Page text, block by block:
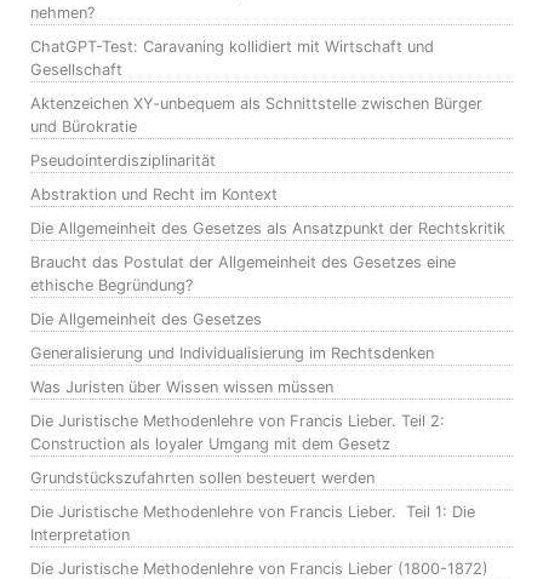
nehmen?
ChatGPT-Test: Caravaning kollidiert mit Wirtschaft und
Gesellschaft
Aktenzeichen XY-unbequem als Schnittstelle zwischen Bürger
und Bürokratie
Pseudointerdisziplinarität
Abstraktion und Recht im Kontext
Die Allgemeinheit des Gesetzes als Ansatzpunkt der Rechtskritik
Braucht das Postulat der Allgemeinheit des Gesetzes eine
ethische Begründung?
Die Allgemeinheit des Gesetzes
Generalisierung und Individualisierung im Rechtsdenken
Was Juristen über Wissen wissen müssen
Die Juristische Methodenlehre von Francis Lieber. Teil 2:
Construction als loyaler Umgang mit dem Gesetz
Grundstückszufahrten sollen besteuert werden
Die Juristische Methodenlehre von Francis Lieber. Teil 1: Die
Interpretation
Die Juristische Methodenlehre von Francis Lieber (1800-1872)